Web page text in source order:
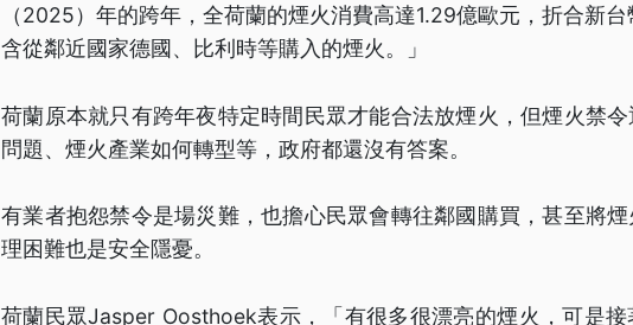
（2025）年的跨年，全荷蘭的煙火消費高達1.29億歐元，折合新
含從鄰近國家德國、比利時等購入的煙火。」
荷蘭原本就只有跨年夜特定時間民眾才能合法放煙火，但煙火禁
問題、煙火產業如何轉型等，政府都還沒有答案。
有業者抱怨禁令是場災難，也擔心民眾會轉往鄰國購買，甚至將
理困難也是安全隱憂。
荷蘭民眾Jasper Oosthoek表示，「有很多很漂亮的煙火，可是